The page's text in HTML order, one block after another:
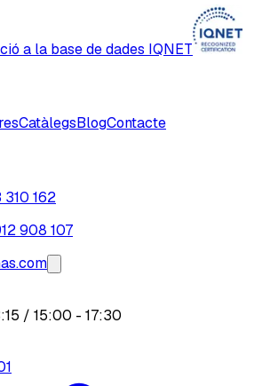
a la base de dades IQNET
CatàlegsBlogContacte
162
908 107
/ 15:00 - 17:30